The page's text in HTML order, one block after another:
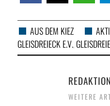
AUS DEM KIEZ
GLEISDREIECK E.V.,
REDAKTION
WEITERE